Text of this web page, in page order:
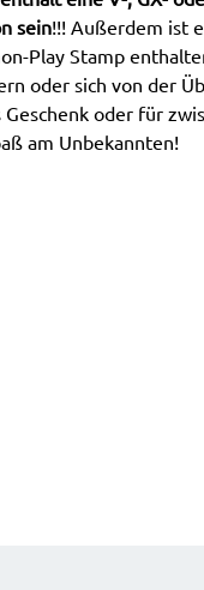
sein!!! Außerdem ist
Play Stamp
oder sich von der
oder für
am Unbekannten!